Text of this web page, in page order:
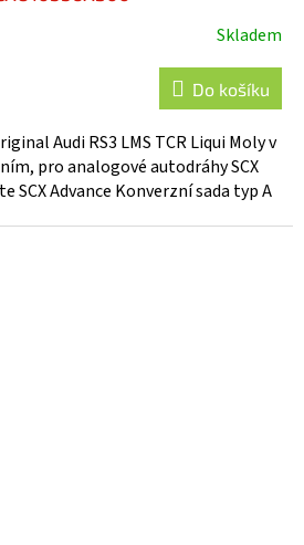
Skladem
Do košíku
Audi RS3 LMS TCR Liqui Moly v
pro analogové autodráhy SCX
SCX Advance Konverzní sada typ A